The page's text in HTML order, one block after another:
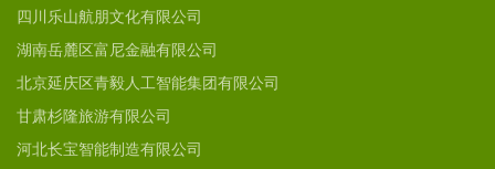
四川乐山航朋文化有限公司
湖南岳麓区富尼金融有限公司
北京延庆区青毅人工智能集团有限公司
甘肃杉隆旅游有限公司
河北长宝智能制造有限公司